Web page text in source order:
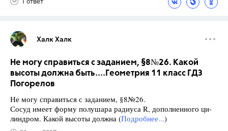
Халк Халк
Не могу справиться с заданием, §8№26. Какой
высоты должна быть....Геометрия 11 класс ГДЗ
Погорелов
Не могу справиться с заданием, §8№26.
Сосуд имеет форму полушара радиуса R, дополненного ци-
линдром. Какой высоты должна (Подробнее...)